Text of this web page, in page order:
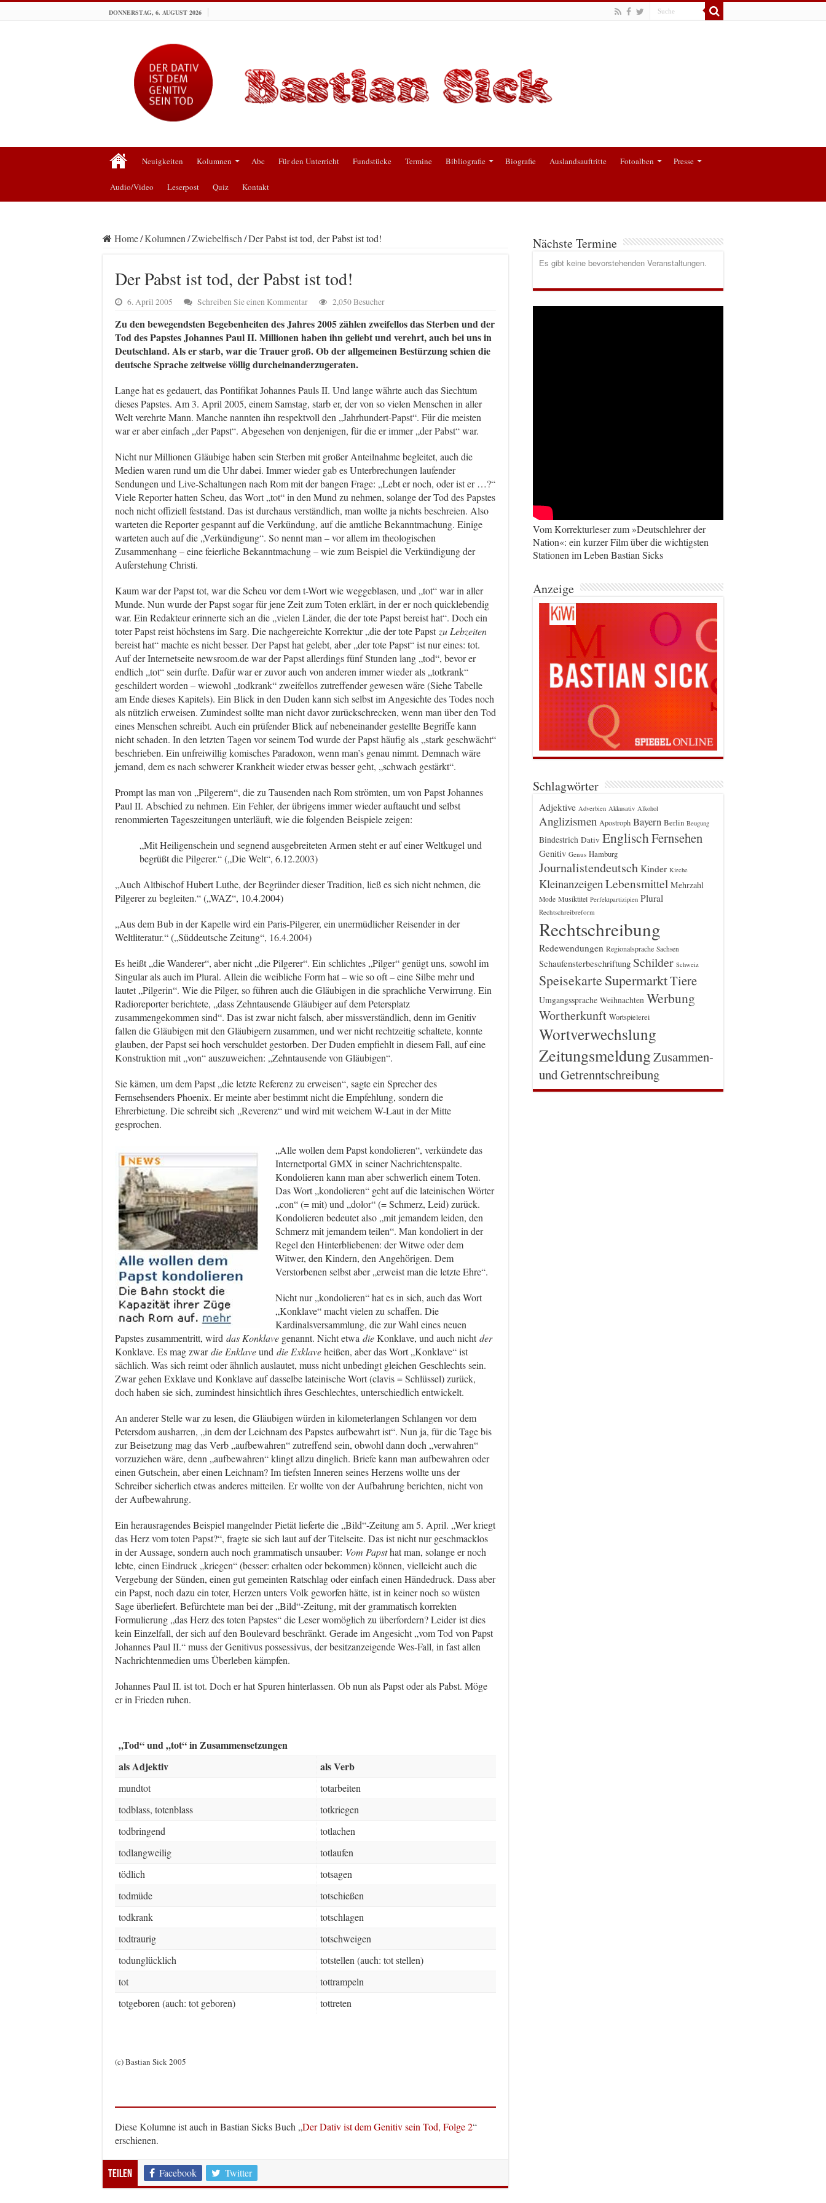
DONNERSTAG, 6. AUGUST 2026
Neuigkeiten Kolumnen Abc Für den Unterricht Fundstücke Termine Bibliografie Biografie Auslandsauftritte Fotoalben Presse
Audio/Video Leserpost Quiz Kontakt
Home/Kolumnen/Zwiebelfisch/Der Pabst ist tod, der Pabst ist tod!
Der Pabst ist tod, der Pabst ist tod!
6. April 2005 Schreiben Sie einen Kommentar 2,050 Besucher
Zu den bewegendsten Begebenheiten des Jahres 2005 zählen zweifellos das Sterben und der
Tod des Papstes Johannes Paul II. Millionen haben ihn geliebt und verehrt, auch bei uns in
Deutschland. Als er starb, war die Trauer groß. Ob der allgemeinen Bestürzung schien die
deutsche Sprache zeitweise völlig durcheinanderzugeraten.
Lange hat es gedauert, das Pontifikat Johannes Pauls II. Und lange währte auch das Siechtum
dieses Papstes. Am 3. April 2005, einem Samstag, starb er, der von so vielen Menschen in aller
Welt verehrte Mann. Manche nannten ihn respektvoll den „Jahrhundert-Papst“. Für die meisten
war er aber einfach „der Papst“. Abgesehen von denjenigen, für die er immer „der Pabst“ war.
Nicht nur Millionen Gläubige haben sein Sterben mit großer Anteilnahme begleitet, auch die
Medien waren rund um die Uhr dabei. Immer wieder gab es Unterbrechungen laufender
Sendungen und Live-Schaltungen nach Rom mit der bangen Frage: „Lebt er noch, oder ist er …?“
Viele Reporter hatten Scheu, das Wort „tot“ in den Mund zu nehmen, solange der Tod des Papstes
noch nicht offiziell feststand. Das ist durchaus verständlich, man wollte ja nichts beschreien. Also
warteten die Reporter gespannt auf die Verkündung, auf die amtliche Bekanntmachung. Einige
warteten auch auf die „Verkündigung“. So nennt man – vor allem im theologischen
Zusammenhang – eine feierliche Bekanntmachung – wie zum Beispiel die Verkündigung der
Auferstehung Christi.
Kaum war der Papst tot, war die Scheu vor dem t-Wort wie weggeblasen, und „tot“ war in aller
Munde. Nun wurde der Papst sogar für jene Zeit zum Toten erklärt, in der er noch quicklebendig
war. Ein Redakteur erinnerte sich an die „vielen Länder, die der tote Papst bereist hat“. Doch ein
toter Papst reist höchstens im Sarg. Die nachgereichte Korrektur „die der tote Papst zu Lebzeiten
bereist hat“ machte es nicht besser. Der Papst hat gelebt, aber „der tote Papst“ ist nur eines: tot.
Auf der Internetseite newsroom.de war der Papst allerdings fünf Stunden lang „tod“, bevor er
endlich „tot“ sein durfte. Dafür war er zuvor auch von anderen immer wieder als „totkrank“
geschildert worden – wiewohl „todkrank“ zweifellos zutreffender gewesen wäre (Siehe Tabelle
am Ende dieses Kapitels). Ein Blick in den Duden kann sich selbst im Angesichte des Todes noch
als nützlich erweisen. Zumindest sollte man nicht davor zurückschrecken, wenn man über den Tod
eines Menschen schreibt. Auch ein prüfender Blick auf nebeneinander gestellte Begriffe kann
nicht schaden. In den letzten Tagen vor seinem Tod wurde der Papst häufig als „stark geschwächt“
beschrieben. Ein unfreiwillig komisches Paradoxon, wenn man’s genau nimmt. Demnach wäre
jemand, dem es nach schwerer Krankheit wieder etwas besser geht, „schwach gestärkt“.
Prompt las man von „Pilgerern“, die zu Tausenden nach Rom strömten, um von Papst Johannes
Paul II. Abschied zu nehmen. Ein Fehler, der übrigens immer wieder auftaucht und selbst
renommierten Tageszeitungen unterläuft, wie die folgenden Beispiele zeigen:
„Mit Heiligenschein und segnend ausgebreiteten Armen steht er auf einer Weltkugel und
begrüßt die Pilgerer.“ („Die Welt“, 6.12.2003)
„Auch Altbischof Hubert Luthe, der Begründer dieser Tradition, ließ es sich nicht nehmen, die
Pilgerer zu begleiten.“ („WAZ“, 10.4.2004)
„Aus dem Bub in der Kapelle wird ein Paris-Pilgerer, ein unermüdlicher Reisender in der
Weltliteratur.“ („Süddeutsche Zeitung“, 16.4.2004)
Es heißt „die Wanderer“, aber nicht „die Pilgerer“. Ein schlichtes „Pilger“ genügt uns, sowohl im
Singular als auch im Plural. Allein die weibliche Form hat – wie so oft – eine Silbe mehr und
lautet „Pilgerin“. Wie die Pilger, so führen auch die Gläubigen in die sprachliche Verwirrung. Ein
Radioreporter berichtete, „dass Zehntausende Gläubiger auf dem Petersplatz
zusammengekommen sind“. Das ist zwar nicht falsch, aber missverständlich, denn im Genitiv
fallen die Gläubigen mit den Gläubigern zusammen, und wer nicht rechtzeitig schaltete, konnte
glauben, der Papst sei hoch verschuldet gestorben. Der Duden empfiehlt in diesem Fall, auf eine
Konstruktion mit „von“ auszuweichen: „Zehntausende von Gläubigen“.
Sie kämen, um dem Papst „die letzte Referenz zu erweisen“, sagte ein Sprecher des
Fernsehsenders Phoenix. Er meinte aber bestimmt nicht die Empfehlung, sondern die
Ehrerbietung. Die schreibt sich „Reverenz“ und wird mit weichem W-Laut in der Mitte
gesprochen.
„Alle wollen dem Papst kondolieren“, verkündete das
Internetportal GMX in seiner Nachrichtenspalte.
Kondolieren kann man aber schwerlich einem Toten.
Das Wort „kondolieren“ geht auf die lateinischen Wörter
„con“ (= mit) und „dolor“ (= Schmerz, Leid) zurück.
Kondolieren bedeutet also „mit jemandem leiden, den
Schmerz mit jemandem teilen“. Man kondoliert in der
Regel den Hinterbliebenen: der Witwe oder dem
Witwer, den Kindern, den Angehörigen. Dem
Verstorbenen selbst aber „erweist man die letzte Ehre“.
Nicht nur „kondolieren“ hat es in sich, auch das Wort
„Konklave“ macht vielen zu schaffen. Die
Kardinalsversammlung, die zur Wahl eines neuen
Papstes zusammentritt, wird das Konklave genannt. Nicht etwa dieKonklave, und auch nichtder
Konklave. Es mag zwardie Enklaveund die Exklaveheißen, aber das Wort „Konklave“ ist
sächlich. Was sich reimt oder ähnlich auslautet, muss nicht unbedingt gleichen Geschlechts sein.
Zwar gehen Exklave und Konklave auf dasselbe lateinische Wort (clavis = Schlüssel) zurück,
doch haben sie sich, zumindest hinsichtlich ihres Geschlechtes, unterschiedlich entwickelt.
An anderer Stelle war zu lesen, die Gläubigen würden in kilometerlangen Schlangen vor dem
Petersdom ausharren, „in dem der Leichnam des Papstes aufbewahrt ist“. Nun ja, für die Tage bis
zur Beisetzung mag das Verb „aufbewahren“ zutreffend sein, obwohl dann doch „verwahren“
vorzuziehen wäre, denn „aufbewahren“ klingt allzu dinglich. Briefe kann man aufbewahren oder
einen Gutschein, aber einen Leichnam? Im tiefsten Inneren seines Herzens wollte uns der
Schreiber sicherlich etwas anderes mitteilen. Er wollte von der Aufbahrung berichten, nicht von
der Aufbewahrung.
Ein herausragendes Beispiel mangelnder Pietät lieferte die „Bild“-Zeitung am 5. April. „Wer kriegt
das Herz vom toten Papst?“, fragte sie sich laut auf der Titelseite. Das ist nicht nur geschmacklos
in der Aussage, sondern auch noch grammatisch unsauber: Vom Papsthat man, solange er noch
lebte, einen Eindruck „kriegen“ (besser: erhalten oder bekommen) können, vielleicht auch die
Vergebung der Sünden, einen gut gemeinten Ratschlag oder einfach einen Händedruck. Dass aber
ein Papst, noch dazu ein toter, Herzen unters Volk geworfen hätte, ist in keiner noch so wüsten
Sage überliefert. Befürchtete man bei der „Bild“-Zeitung, mit der grammatisch korrekten
Formulierung „das Herz des toten Papstes“ die Leser womöglich zu überfordern? Leider ist dies
kein Einzelfall, der sich auf den Boulevard beschränkt. Gerade im Angesicht „vom Tod von Papst
Johannes Paul II.“ muss der Genitivus possessivus, der besitzanzeigende Wes-Fall, in fast allen
Nachrichtenmedien ums Überleben kämpfen.
Johannes Paul II. ist tot. Doch er hat Spuren hinterlassen. Ob nun als Papst oder als Pabst. Möge
er in Frieden ruhen.
„Tod“ und „tot“ in Zusammensetzungen
als Adjektiv
als Verb
mundtot
totarbeiten
todblass, totenblass
totkriegen
todbringend
totlachen
todlangweilig
totlaufen
tödlich
totsagen
todmüde
totschießen
todkrank
totschlagen
todtraurig
totschweigen
todunglücklich
totstellen (auch: tot stellen)
tot
tottrampeln
totgeboren (auch: tot geboren)
tottreten
(c) Bastian Sick 2005
Diese Kolumne ist auch in Bastian Sicks Buch „Der Dativ ist dem Genitiv sein Tod, Folge 2“
erschienen.
Teilen Facebook Twitter
Nächste Termine
Es gibt keine bevorstehenden Veranstaltungen.
Vom Korrekturleser zum »Deutschlehrer der
Nation«: ein kurzer Film über die wichtigsten
Stationen im Leben Bastian Sicks
Anzeige
Schlagwörter
Adjektive Adverbien Akkusativ Alkohol
Anglizismen Apostroph Bayern Berlin Beugung
Bindestrich Dativ EnglischFernsehen
Genitiv Genus Hamburg
Journalistendeutsch Kinder Kirche
Kleinanzeigen Lebensmittel Mehrzahl
Mode Musiktitel Perfektpartizipien Plural
Rechtschreibreform
Rechtschreibung
Redewendungen Regionalsprache Sachsen
Schaufensterbeschriftung Schilder Schweiz
Speisekarte SupermarktTiere
Umgangssprache Weihnachten Werbung
Wortherkunft Wortspielerei
Wortverwechslung
ZeitungsmeldungZusammen-
und Getrenntschreibung